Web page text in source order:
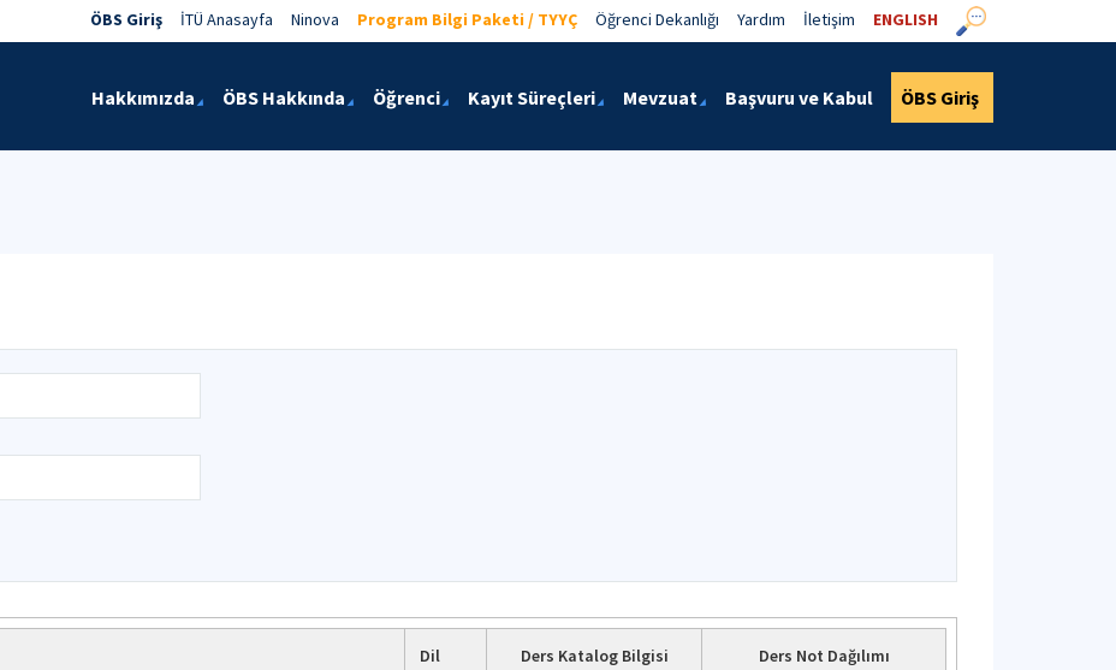
ÖBS Giriş İTÜ Anasayfa Ninova Program Bilgi Paketi / TYYÇ Öğrenci Dekanlığı Yardım İletişim ENGLISH
Hakkımızda ÖBS Hakkında Öğrenci Kayıt Süreçleri Mevzuat Başvuru ve Kabul ÖBS Giriş
Dil Ders Katalog Bilgisi Ders Not Dağılımı